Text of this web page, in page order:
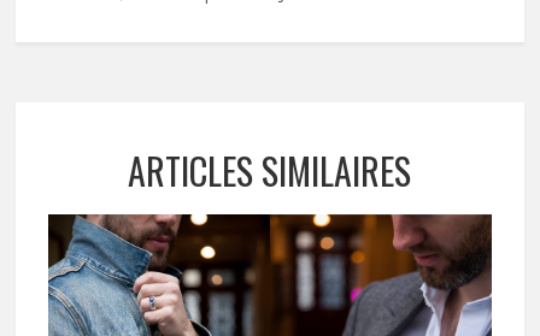
ARTICLES SIMILAIRES